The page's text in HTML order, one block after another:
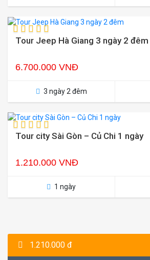
Tour Jeep Hà Giang 3 ngày 2 đêm
6.700.000 VNĐ
3 ngày 2 đêm
Tour city Sài Gòn – Củ Chi 1 ngày
1.210.000 VNĐ
1 ngày
1.210.000 đ